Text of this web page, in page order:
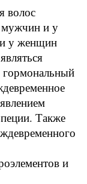
волос
мужчин и у
у женщин
гормональный
Также
и